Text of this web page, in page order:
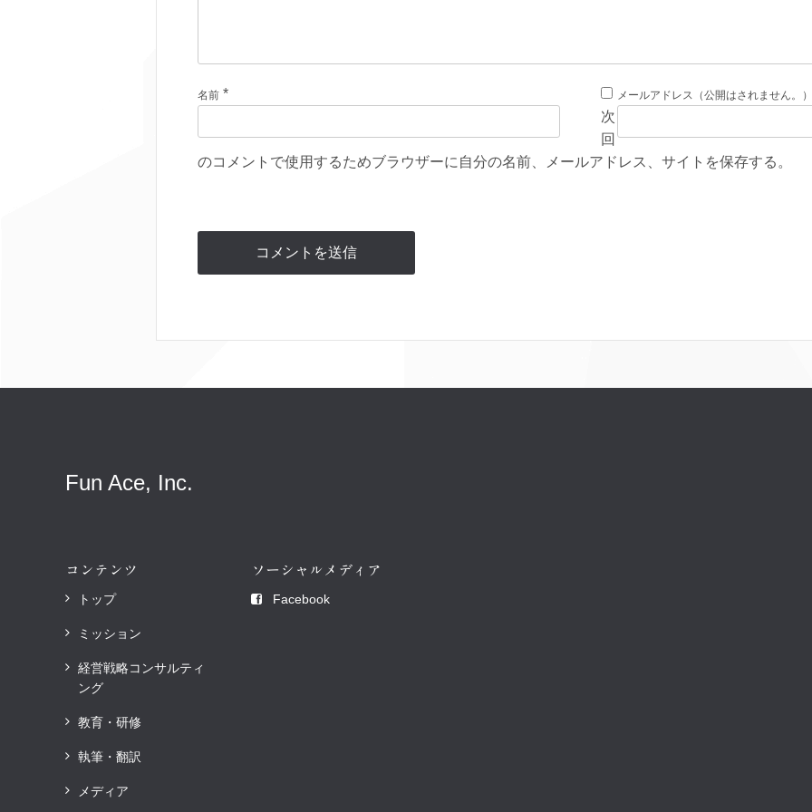
名前 * メールアドレス（公開はされません。
次
回
のコメントで使用するためブラウザーに自分の名前、メールアドレス、サイトを保存する。
Fun Ace, Inc.
コンテンツ
トップ
ミッション
経営戦略コンサルティ
ング
教育・研修
執筆・翻訳
メディア
ソーシャルメディア
Facebook